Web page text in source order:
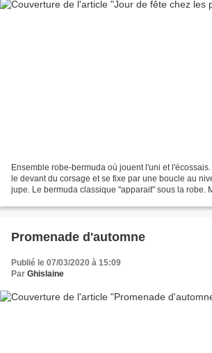
Ensemble robe-bermuda où jouent l'uni et
le devant du corsage et se fixe par une boucle au
jupe. Le bermuda classique "apparait" sous la robe.
Promenade d'automne
Publié le 07/03/2020 à 15:09
Par Ghislaine